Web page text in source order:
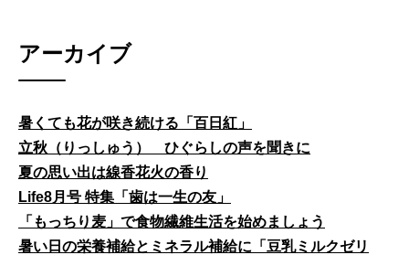
アーカイブ
暑くても花が咲き続ける「百日紅」
立秋（りっしゅう） ひぐらしの声を聞きに
夏の思い出は線香花火の香り
Life8月号 特集「歯は一生の友」
「もっちり麦」で食物繊維生活を始めましょう
暑い日の栄養補給とミネラル補給に「豆乳ミルクゼリ